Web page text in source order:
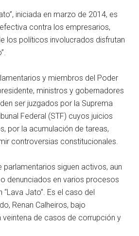
iniciada en marzo de 2014, es
contra los empresarios,
los políticos involucrados disfrutan
y miembros del Poder
ministros y gobernadores
ser juzgados por la Suprema
Federal (STF) cuyos juicios
por la acumulación de tareas,
controversias constitucionales.
parlamentarios siguen activos, aun
denunciados en varios procesos
Jato”. Es el caso del
Renan Calheiros, bajo
veintena de casos de corrupción y